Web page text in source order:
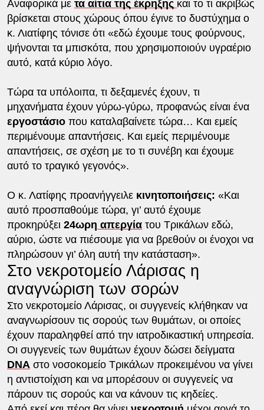
Αναφορικά με τα αίτια της έκρηξης και το τι ακριβώς
βρίσκεται στους χώρους όπου έγινε το δυστύχημα ο
κ. Λιατίφης τόνισε ότι «εδώ έχουμε τους φούρνους,
ψήνονται τα μπισκότα, που χρησιμοποιούν υγραέριο
αυτό, κατά κύριο λόγο.
Τώρα τα υπόλοιπα, τι δεξαμενές έχουν, τι
μηχανήματα έχουν γύρω-γύρω, προφανώς είναι ένα
εργοστάσιοπου καταλαβαίνετε τώρα… Και εμείς
περιμένουμε απαντήσεις. Και εμείς περιμένουμε
απαντήσεις, σε σχέση με το τι συνέβη και έχουμε
αυτό το τραγικό γεγονός».
Ο κ. Λατίφης προανήγγειλε κινητοποιήσεις: «Και
αυτό προσπαθούμε τώρα, γι’ αυτό έχουμε
προκηρύξει 24ωρη απεργία του Τρικάλων εδώ,
αύριο, ώστε να πιέσουμε για να βρεθούν οι ένοχοι να
πληρώσουν γι’ όλη αυτή την κατάσταση».
Στο νεκροτομείο Λάρισας η
αναγνώριση των σορών
Στο νεκροτομείο Λάρισας, οι συγγενείς κλήθηκαν να
αναγνωρίσουν τις σορούς των θυμάτων, οι οποίες
έχουν παραληφθεί από την ιατροδικαστική υπηρεσία.
Οι συγγενείς των θυμάτων έχουν δώσει δείγματα
DNA στο νοσοκομείο Τρικάλων προκειμένου να γίνει
η αντιστοίχιση και να μπορέσουν οι συγγενείς να
πάρουν τις σορούς και να κάνουν τις κηδείες.